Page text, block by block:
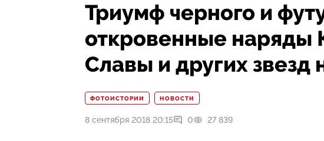
Триумф черного и
откровенные наряды
Славы и других
ФОТОИСТОРИИ НОВОСТИ
8 сентября 2018 20:15 0 27 839